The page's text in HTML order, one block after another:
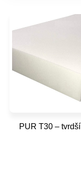
PUR T30 –